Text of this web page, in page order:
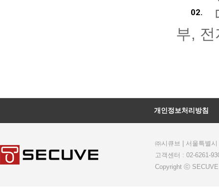
02.
부,
개인정보처리방침
㈜시큐브
| 서울특별
고객센터 : 02-6261-
Copyright ⓒ